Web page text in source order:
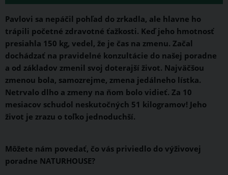
Pavlovi sa nepáčil pohľad do zrkadla, ale hlavne ho
trápili početné zdravotné ťažkosti. Keď jeho hmotnosť
presiahla 150 kg, vedel, že je čas na zmenu. Začal
dochádzať na pravidelné konzultácie do našej poradne
a od základov zmenil svoj doterajší život. Najväčšou
zmenou bola, samozrejme, zmena jedálneho lístka.
Netrvalo dlho a zmeny na ňom bolo vidieť. Za 10
mesiacov schudol neskutočných 51 kilogramov! Jeho
život je zrazu o toľko jednoduchší.
Môžete nám povedať, čo vás priviedlo do výživovej
poradne NATURHOUSE?